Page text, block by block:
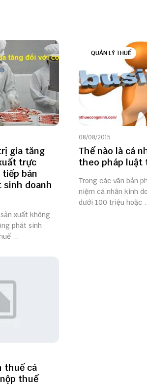
gia tăng
trực
bán
sinh doanh
xuất không
phát sinh
...
QUẢN LÝ THUẾ
08/08/2015
Thế nào là cá
theo pháp luật
Trong các văn bản
niệm cá nhân kinh
dưới 100 triệu hoặc
thuế cá
thuế